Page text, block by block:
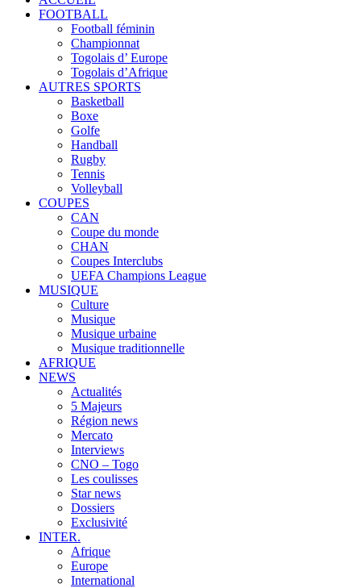
FOOTBALL
Football féminin
Championnat
Togolais d’ Europe
Togolais d’Afrique
AUTRES SPORTS
Basketball
Boxe
Golfe
Handball
Rugby
Tennis
Volleyball
COUPES
CAN
Coupe du monde
CHAN
Coupes Interclubs
UEFA Champions League
MUSIQUE
Culture
Musique
Musique urbaine
Musique traditionnelle
AFRIQUE
NEWS
Actualités
5 Majeurs
Région news
Mercato
Interviews
CNO – Togo
Les coulisses
Star news
Dossiers
Exclusivité
INTER.
Afrique
Europe
International